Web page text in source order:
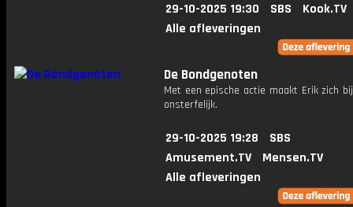
29-10-2025 19:30 SBS
Kook.TV
Alle afleveringen
De Bondgenoten
Met een epische actie maakt Erik zich
onsterfelijk.
29-10-2025 19:28
SBS
Amusement.TV
Mensen.TV
Alle afleveringen